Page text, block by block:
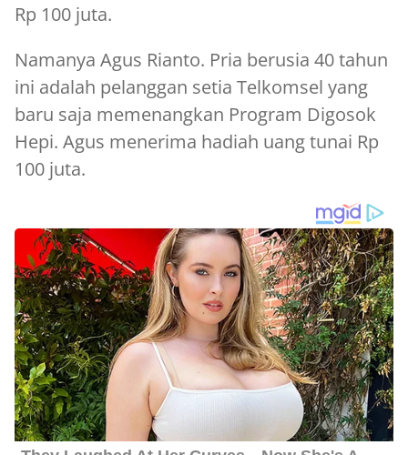
Rp 100 juta.
Namanya Agus Rianto. Pria berusia 40 tahun
ini adalah pelanggan setia Telkomsel yang
baru saja memenangkan Program Digosok
Hepi. Agus menerima hadiah uang tunai Rp
100 juta.